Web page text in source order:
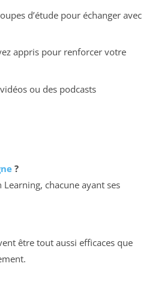
d’étude pour échanger avec
appris pour renforcer votre
ou des podcasts
?
chacune ayant ses
être tout aussi efficaces que